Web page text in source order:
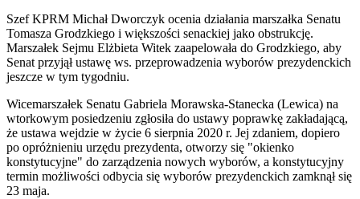
Szef KPRM Michał Dworczyk ocenia działania marszałka Senatu
Tomasza Grodzkiego i większości senackiej jako obstrukcję.
Marszałek Sejmu Elżbieta Witek zaapelowała do Grodzkiego, aby
Senat przyjął ustawę ws. przeprowadzenia wyborów prezydenckich
jeszcze w tym tygodniu.
Wicemarszałek Senatu Gabriela Morawska-Stanecka (Lewica) na
wtorkowym posiedzeniu zgłosiła do ustawy poprawkę zakładającą,
że ustawa wejdzie w życie 6 sierpnia 2020 r. Jej zdaniem, dopiero
po opróżnieniu urzędu prezydenta, otworzy się "okienko
konstytucyjne" do zarządzenia nowych wyborów, a konstytucyjny
termin możliwości odbycia się wyborów prezydenckich zamknął się
23 maja.